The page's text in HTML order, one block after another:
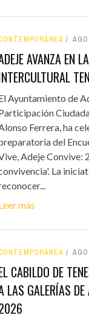
AVANZA EN
Ayuntamiento de
Ferrera, ha
del
Adeje Convive:
La
más
CABILDO DE
LAS GALERÍAS DE